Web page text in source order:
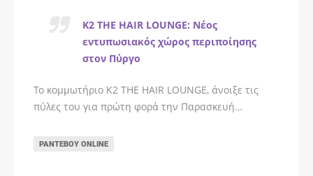
K2 THE HAIR LOUNGE: Νέος
εντυπωσιακός χώρος περιποίησης
στον Πύργο
Το κομμωτήριο K2 THE HAIR LOUNGE, άνοιξε τις
πύλες του για πρώτη φορά την Παρασκευή…
ΡΑΝΤΕΒΟΎ ONLINE